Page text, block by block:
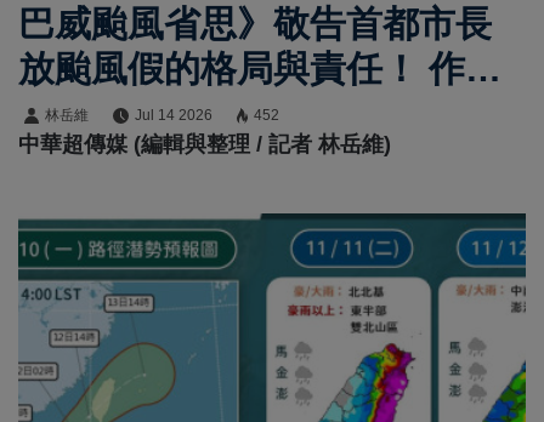
巴威颱風省思》敬告首都市長
放颱風假的格局與責任！ 作者/
陳雨鑫--前臺中副縣長
林岳維 Jul 14 2026 452
中華超傳媒 (編輯與整理 / 記者 林岳維)